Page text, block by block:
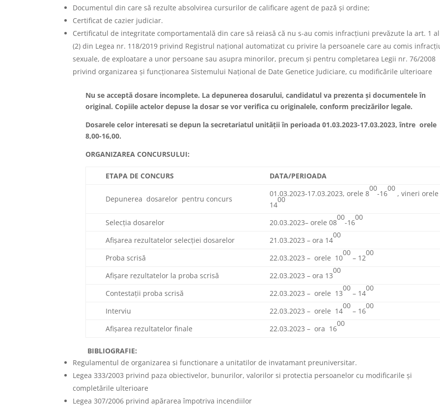
Documentul din care să rezulte absolvirea cursurilor de calificare agent de pază şi ordine;
Certificat de cazier judiciar.
Certificatul de integritate comportamentală din care să reiasă că nu s-au comis infracțiuni prevăzute la art. 1
(2) din Legea nr. 118/2019 privind Registrul național automatizat cu privire la persoanele care au comis
sexuale, de exploatare a unor persoane sau asupra minorilor, precum și pentru completarea Legii nr. 76/2008
privind organizarea și funcționarea Sistemului Național de Date Genetice Judiciare, cu modificările ulterioare
Nu se acceptă dosare incomplete. La depunerea dosarului, candidatul va prezenta şi documentele în
original. Copiile actelor depuse la dosar se vor verifica cu originalele, conform precizărilor legale.
Dosarele celor interesati se depun la secretariatul unităţii în perioada 01.03.2023-17.03.2023, între orele
8,00-16,00.
ORGANIZAREA CONCURSULUI:
ETAPA DE CONCURS DATA/PERIOADA
Depunerea dosarelor pentru concurs
01.03.2023-17.03.2023, orele 8
00
-16
00
, vineri orele
14
00
Selecţia dosarelor 20.03.2023– orele 08
00
-16
00
Afișarea rezultatelor selecţiei dosarelor 21.03.2023 – ora 14
00
Proba scrisă 22.03.2023 – orele 10
00
– 12
00
Afişare rezultatelor la proba scrisă 22.03.2023 – ora 13
00
Contestații proba scrisă 22.03.2023 – orele 13
00
– 14
00
Interviu 22.03.2023 – orele 14
00
– 16
00
Afişarea rezultatelor finale 22.03.2023 – ora 16
00
BIBLIOGRAFIE:
Regulamentul de organizarea si functionare a unitatilor de invatamant preuniversitar.
Legea 333/2003 privind paza obiectivelor, bunurilor, valorilor si protectia persoanelor cu modificarile şi
completările ulterioare
Legea 307/2006 privind apărarea împotriva incendiilor